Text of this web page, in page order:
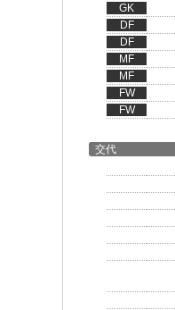
GK
DF
DF
MF
MF
FW
FW
交代